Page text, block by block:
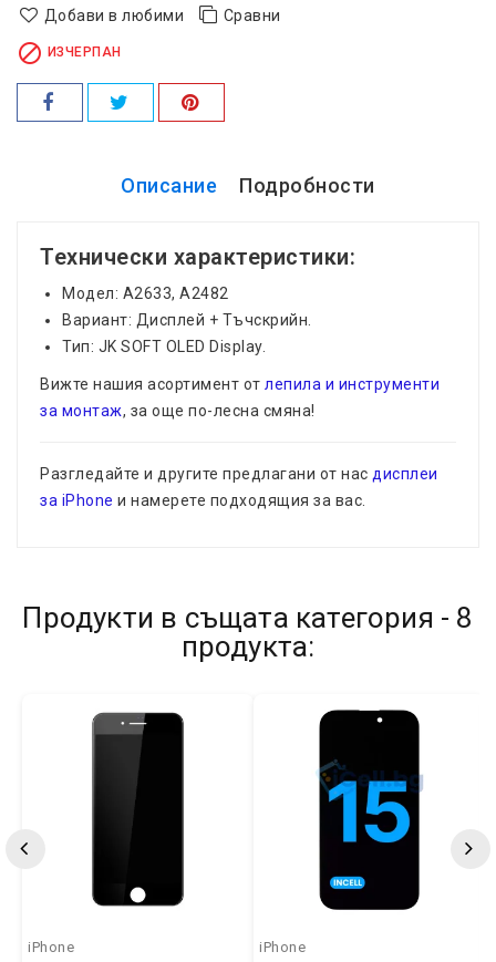
Добави в любими Сравни
 ИЗЧЕРПАН
Описание Подробности
Технически характеристики:
Модел: A2633, A2482
Вариант: Дисплей + Тъчскрийн.
Тип: JK SOFT OLED Display.
Вижте нашия асортимент от лепила и инструменти
за монтаж, за още по-лесна смяна!
Разгледайте и другите предлагани от нас дисплеи
за iPhone и намерете подходящия за вас.
Продукти в същата категория - 8
продукта:
iPhone
iPhone